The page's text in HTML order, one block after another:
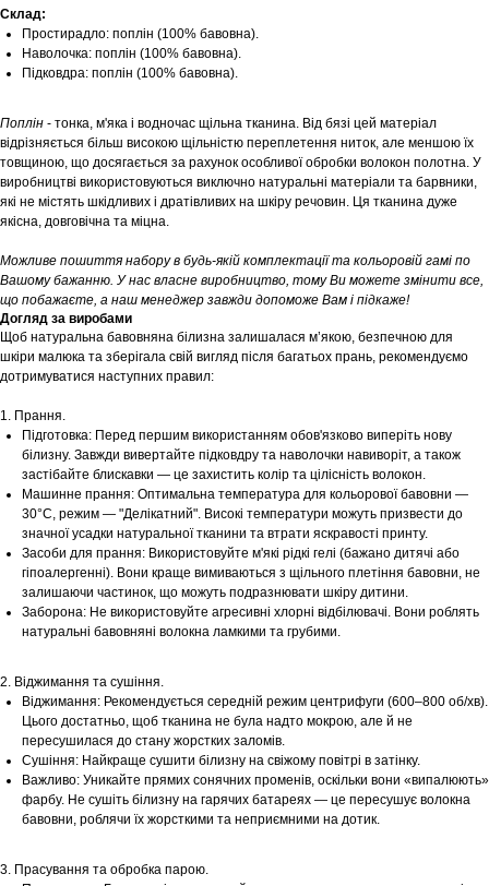
Склад:
Простирадло: поплін (100% бавовна).
Наволочка: поплін (100% бавовна).
Підковдра: поплін (100% бавовна).
Поплін - тонка, м'яка і водночас щільна тканина. Від бязі цей матеріал
відрізняється більш високою щільністю переплетення ниток, але меншою їх
товщиною, що досягається за рахунок особливої обробки волокон полотна. У
виробництві використовуються виключно натуральні матеріали та барвники,
які не містять шкідливих і дратівливих на шкіру речовин. Ця тканина дуже
якісна, довговічна та міцна.
Можливе пошиття набору в будь-якій комплектації та кольоровій гамі по
Вашому бажанню. У нас власне виробництво, тому Ви можете змінити все,
що побажаєте, а наш менеджер завжди допоможе Вам і підкаже!
Догляд за виробами
Щоб натуральна бавовняна білизна залишалася м’якою, безпечною для
шкіри малюка та зберігала свій вигляд після багатьох прань, рекомендуємо
дотримуватися наступних правил:
1. Прання.
Підготовка: Перед першим використанням обов'язково виперіть нову
білизну. Завжди вивертайте підковдру та наволочки навиворіт, а також
застібайте блискавки — це захистить колір та цілісність волокон.
Машинне прання: Оптимальна температура для кольорової бавовни —
30°С, режим — "Делікатний". Високі температури можуть призвести до
значної усадки натуральної тканини та втрати яскравості принту.
Засоби для прання: Використовуйте м'які рідкі гелі (бажано дитячі або
гіпоалергенні). Вони краще вимиваються з щільного плетіння бавовни, не
залишаючи частинок, що можуть подразнювати шкіру дитини.
Заборона: Не використовуйте агресивні хлорні відбілювачі. Вони роблять
натуральні бавовняні волокна ламкими та грубими.
2. Віджимання та сушіння.
Віджимання: Рекомендується середній режим центрифуги (600–800 об/хв).
Цього достатньо, щоб тканина не була надто мокрою, але й не
пересушилася до стану жорстких заломів.
Сушіння: Найкраще сушити білизну на свіжому повітрі в затінку.
Важливо: Уникайте прямих сонячних променів, оскільки вони «випалюють»
фарбу. Не сушіть білизну на гарячих батареях — це пересушує волокна
бавовни, роблячи їх жорсткими та неприємними на дотик.
3. Прасування та обробка парою.